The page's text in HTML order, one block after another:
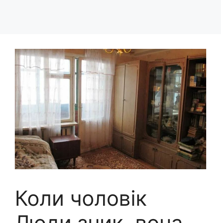
Коли чоловік